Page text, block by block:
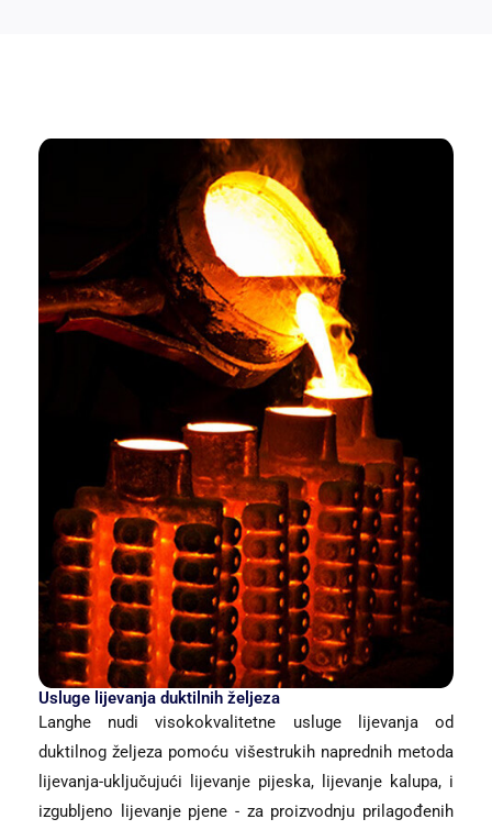
Usluge lijevanja duktilnih željeza
Langhe nudi visokokvalitetne usluge lijevanja od
duktilnog željeza pomoću višestrukih naprednih metoda
lijevanja-uključujući lijevanje pijeska, lijevanje kalupa, i
izgubljeno lijevanje pjene - za proizvodnju prilagođenih